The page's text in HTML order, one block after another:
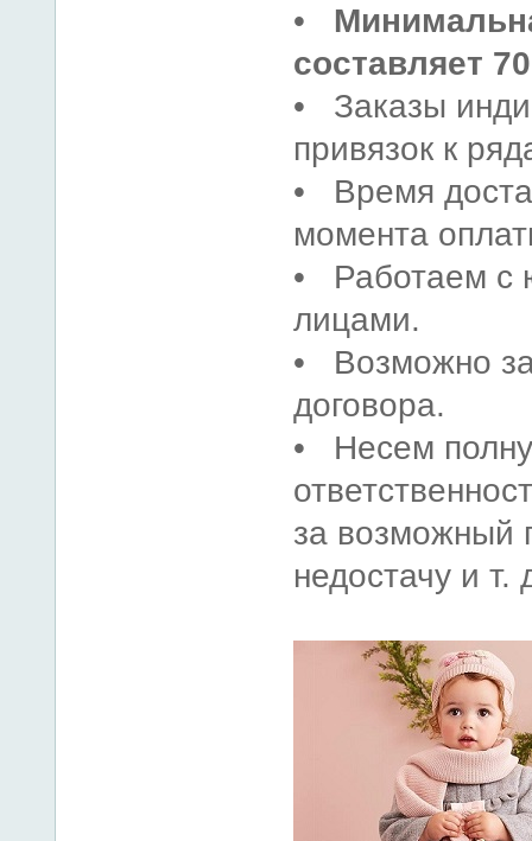
•
составляет
• Заказы
привязок к
• Время
момента
• Работаем с
лицами.
• Возможно
договора.
• Несем
за возможный
недостачу и т.